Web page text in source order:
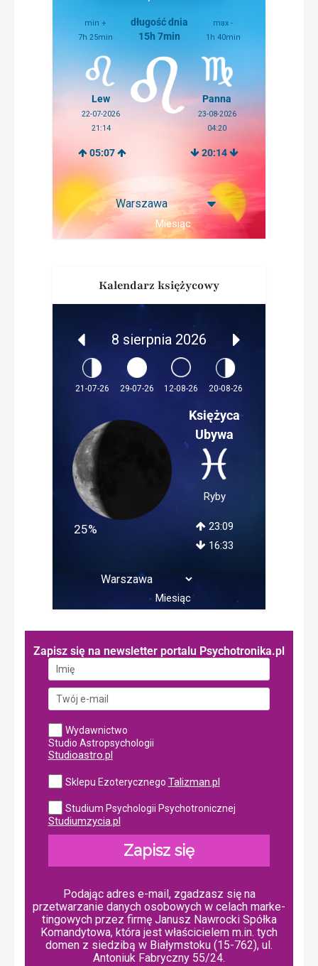
min +
7h 25min
długość dnia
15h 7min
max -
1h 40min
Lew
22-07-2026
21:14
Panna
23-08-2026
04:20
05:07 20:14
Miesiąc
Kalendarz księżycowy
8 sierpnia 2026
21-07-26 29-07-26 12-08-26 20-08-26
25%
Księżyca
Ubywa
Ryby
23:09
16:33
Miesiąc
Zapisz się na newsletter portalu Psychotronika.pl
Wydawnictwo
Studio Astropsychologii
Studioastro.pl
Sklepu Ezoterycznego Talizman.pl
Studium Psychologii Psychotronicznej
Studiumzycia.pl
Zapisz się
Podając adres e-mail, zgadzasz się na
przetwarzanie danych osobowych w ce­lach mar­ke­
tin­go­wych przez firmę Janusz Nawrocki Spółka
Komandytowa, która jest właścicielem m.in. tych
domen z siedzibą w Białymstoku (15-762), ul.
Antoniuk Fabryczny 55/24.